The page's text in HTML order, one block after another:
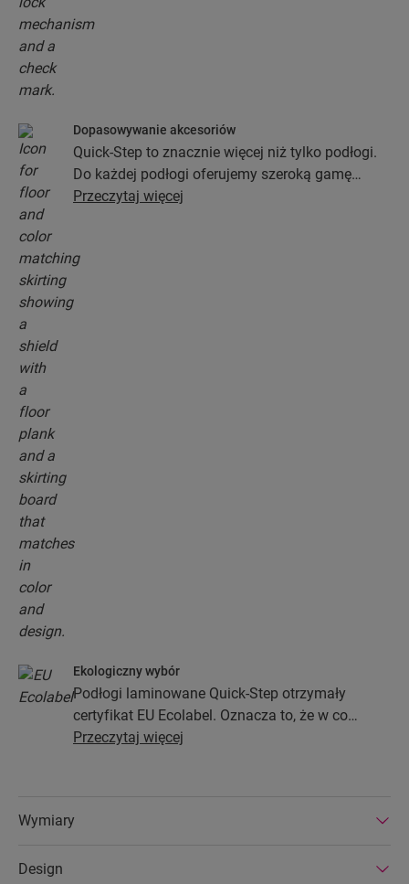
Dopasowywanie akcesoriów
Quick-Step to znacznie więcej niż tylko podłogi.
Do każdej podłogi oferujemy szeroką gamę
akcesoriów włącznie z podkładami, profilami
do koloru wybranej podłogi.
Przeczytaj więcej
Ekologiczny wybór
Podłogi laminowane Quick-Step otrzymały
certyfikat EU Ecolabel. Oznacza to, że w co
najmniej 80% zostały wykonane z drewna
fabrykach. Podłogi laminowane Quick-Step
Przeczytaj więcej
Wymiary
Design